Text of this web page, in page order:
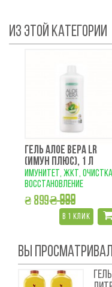
ИЗ ЭТОЙ КАТЕГОРИИ
ГЕЛЬ АЛОЕ ВЕРА LR
(ИМУН ПЛЮС), 1 Л
имунитет, ЖКТ,
восстановление
₴ 899₴ 999
в 1 клик
ВЫ